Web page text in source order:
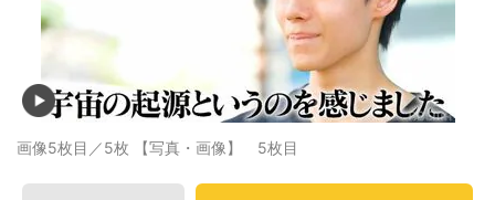
画像5枚目／5枚 【写真・画像】 5枚目